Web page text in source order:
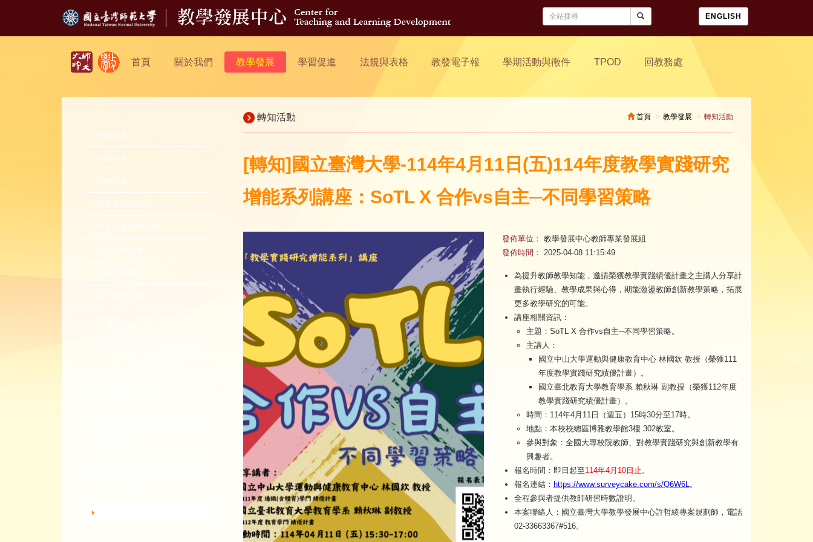
ENGLISH
首頁 關於我們 教學發展 學習促進 法規與表格 教發電子報 學期活動與徵件 TPOD 回教務處
行政公告
活動報名
活動花絮
新進教師研習營
中生代教師研習營
轉知活動 首頁 教學發展 轉知活動
[轉知]國立臺灣大學-114年4月11日(五)114年度教學實踐研究
增能系列講座：SoTL X 合作vs自主─不同學習策略
發佈單位： 教學發展中心教師專業發展組
發佈時間： 2025-04-08 11:15:49
為提升教師教學知能，邀請榮獲教學實踐績優計畫之主講人分享計
畫執行經驗、教學成果與心得，期能激盪教師創新教學策略，拓展
更多教學研究的可能。
講座相關資訊：
主題：SoTL X 合作vs自主─不同學習策略。
主講人：
國立中山大學運動與健康教育中心 林國欽 教授（榮獲111
年度教學實踐研究績優計畫）。
國立臺北教育大學教育學系 賴秋琳 副教授（榮獲112年度
教學實踐研究績優計畫）。
時間：114年4月11日（週五）15時30分至17時。
地點：本校校總區博雅教學館3樓 302教室。
參與對象：全國大專校院教師、對教學實踐研究與創新教學有
興趣者。
報名時間：即日起至114年4月10日止 。
報名連結： https://www.surveycake.com/s/Q6W6L 。
全程參與者提供教師研習時數證明。
本案聯絡人：國立臺灣大學教學發展中心許哲綾專案規劃師，電話
02-33663367#516。